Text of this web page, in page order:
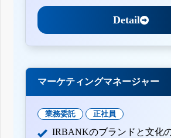
Detail
マーケティングマネージャー
業務委託 正社員
IRBANKのブランドと文化